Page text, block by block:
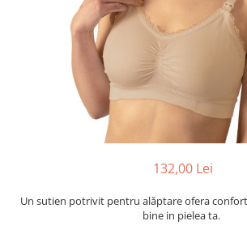
Olite tip scaunel simple
Reductoare antiderapante
Reductoare moi
Seturi cadite 86 cm
Seturi cadite 92 cm
Seturi cadite anatomice
Suporti anatomici textili
Mese de infasat pliabile
Mese de infasat Ultra Light 50x70
Patuturi pliabile
Sisteme de siguranta copii
Tampoane postnatale
Tampoane si protectii silicon
pentru san
132,00 Lei
Un sutien potrivit pentru alăptare ofera
bine in pielea ta.